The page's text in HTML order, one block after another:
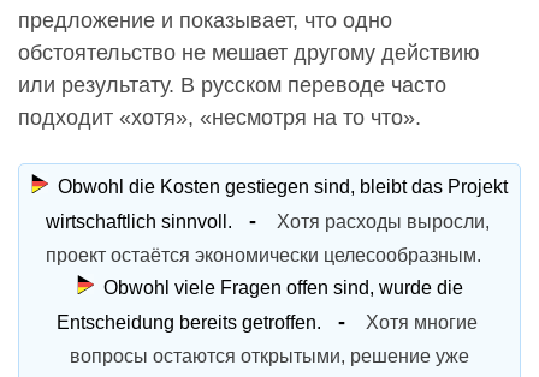
предложение и показывает, что одно
обстоятельство не мешает другому действию
или результату. В русском переводе часто
подходит «хотя», «несмотря на то что».
Obwohl die Kosten gestiegen sind, bleibt das Projekt
wirtschaftlich sinnvoll.
Хотя расходы выросли,
проект остаётся экономически целесообразным.
Obwohl viele Fragen offen sind, wurde die
Entscheidung bereits getroffen.
Хотя многие
вопросы остаются открытыми, решение уже